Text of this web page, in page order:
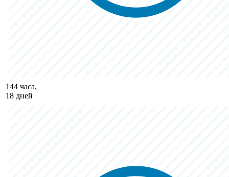
144 часа,
18 дней